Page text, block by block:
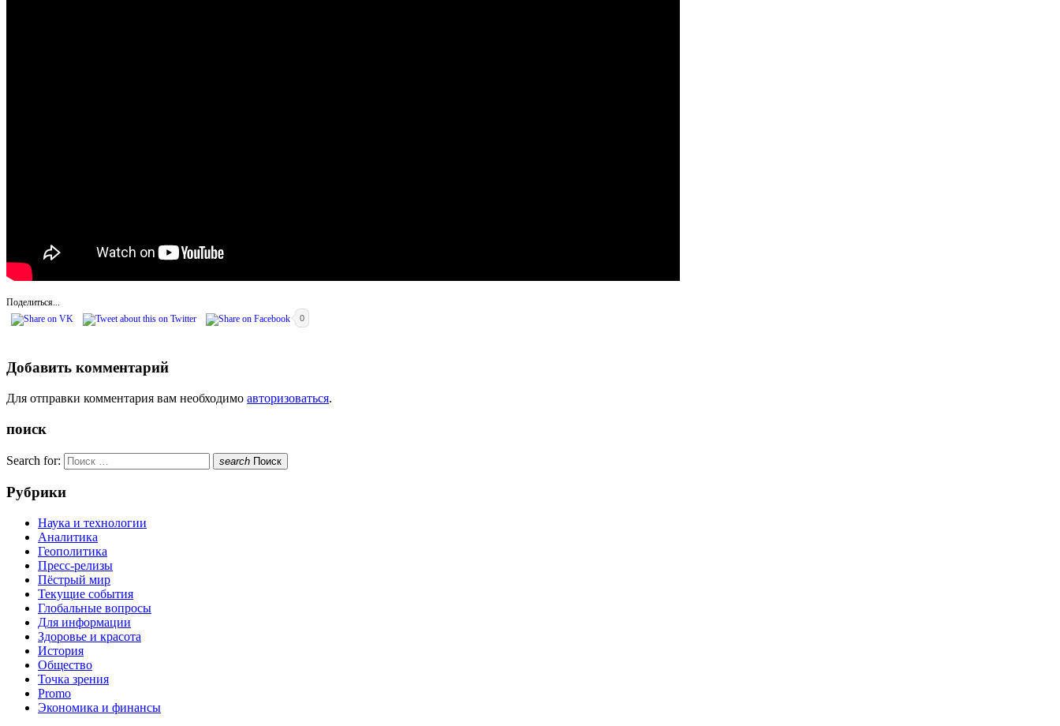
Поделиться...
0
Добавить комментарий
Для отправки комментария вам необходимо авторизоваться.
поиск
Search for: search Поиск
Рубрики
Наука и технологии
Аналитика
Геополитика
Пресс-релизы
Пёстрый мир
Текущие события
Глобальные вопросы
Для информации
Здоровье и красота
История
Общество
Точка зрения
Promo
Экономика и финансы